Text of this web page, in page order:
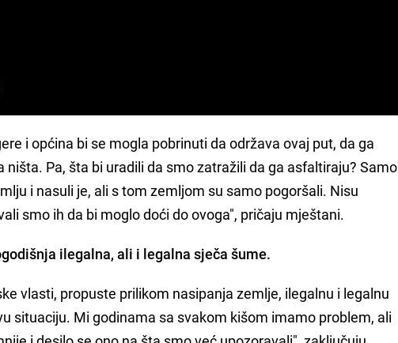
i općina bi se mogla pobrinuti da održava ovaj put, da ga
Pa, šta bi uradili da smo zatražili da ga asfaltiraju? Samo
i nasuli je, ali s tom zemljom su samo pogoršali. Nisu
smo ih da bi moglo doći do ovoga", pričaju mještani.
ilegalna, ali i legalna sječa šume.
vlasti, propuste prilikom nasipanja zemlje, ilegalnu i legalnu
situaciju. Mi godinama sa svakom kišom imamo problem, ali